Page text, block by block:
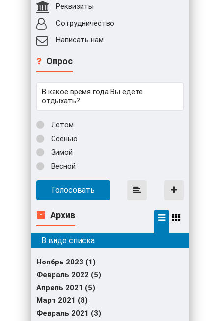
Реквизиты
Сотрудничество
Написать нам
Опрос
В какое время года Вы едете
отдыхать?
Летом
Осенью
Зимой
Весной
Голосовать
Архив
Ноябрь 2023 (1)
Февраль 2022 (5)
Апрель 2021 (5)
Март 2021 (8)
Февраль 2021 (3)